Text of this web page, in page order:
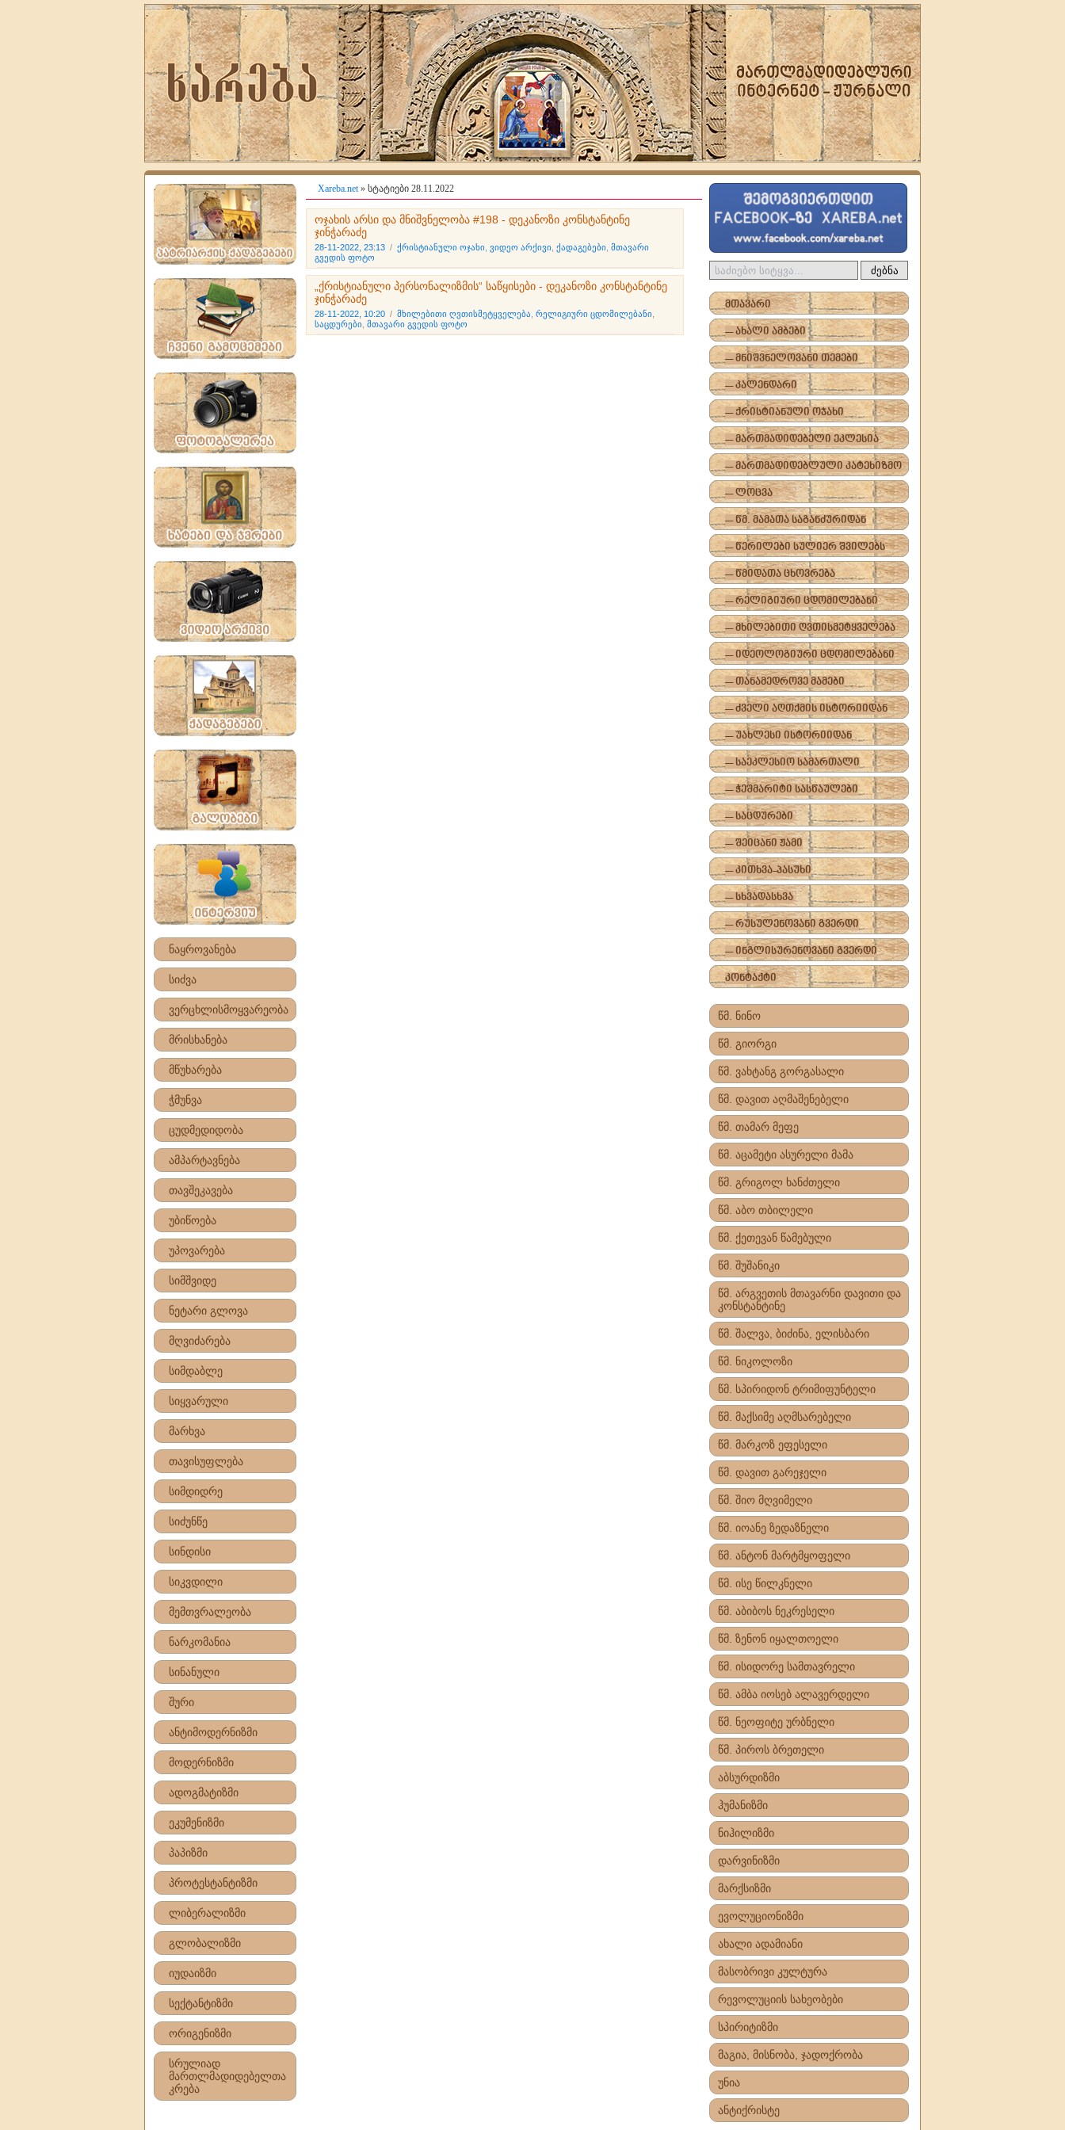
ნაყროვანება
სიძვა
ვერცხლისმოყვარეობა
მრისხანება
მწუხარება
ჭმუნვა
ცუდმედიდობა
ამპარტავნება
თავშეკავება
უბიწოება
უპოვარება
სიმშვიდე
ნეტარი გლოვა
მღვიძარება
სიმდაბლე
სიყვარული
მარხვა
თავისუფლება
სიმდიდრე
სიძუნწე
სინდისი
სიკვდილი
მემთვრალეობა
ნარკომანია
სინანული
შური
ანტიმოდერნიზმი
მოდერნიზმი
ადოგმატიზმი
ეკუმენიზმი
პაპიზმი
პროტესტანტიზმი
ლიბერალიზმი
გლობალიზმი
იუდაიზმი
სექტანტიზმი
ორიგენიზმი
სრულიად
მართლმადიდებელთა
კრება
Xareba.net» სტატიები 28.11.2022
ოჯახის არსი და მნიშვნელობა #198 - დეკანოზი კონსტანტინე
ჯინჭარაძე
28-11-2022, 23:13 / ქრისტიანული ოჯახი ვიდეო არქივი ქადაგებები მთავარი
გვედის ფოტო
„ქრისტიანული პერსონალიზმის“ საწყისები - დეკანოზი კონსტანტინე
ჯინჭარაძე
28-11-2022, 10:20 / მხილებითი ღვთისმეტყველება რელიგიური ცდომილებანი
საცდურები მთავარი გვედის ფოტო
ძებნა
მთავარი
-- ახალი ამბები
-- მნიშვნელოვანი თემები
-- კალენდარი
-- ქრისტიანული ოჯახი
-- მართმადიდებელი ეკლესია
-- მართმადიდებლული კატეხიზმო
-- ლოცვა
-- წმ. მამათა საგანძურიდან
-- წერილები სულიერ შვილებს
-- წმიდათა ცხოვრება
-- რელიგიური ცდომილებანი
-- მხილებითი ღვთისმეტყველება
-- იდეოლოგიური ცდომილებანი
-- თანამედროვე მამები
-- ძველი აღთქმის ისტორიიდან
-- უახლესი ისტორიიდან
-- საეკლესიო სამართალი
-- ჭეშმარიტი სასწაულები
-- საცდურები
-- შეიცანი ჟამი
-- კითხვა-პასუხი
-- სხვადასხვა
-- რუსულენოვანი გვერდი
-- ინგლისურენოვანი გვერდი
კონტაქტი
წმ. ნინო
წმ. გიორგი
წმ. ვახტანგ გორგასალი
წმ. დავით აღმაშენებელი
წმ. თამარ მეფე
წმ. აცამეტი ასურელი მამა
წმ. გრიგოლ ხანძთელი
წმ. აბო თბილელი
წმ. ქეთევან წამებული
წმ. შუშანიკი
წმ. არგვეთის მთავარნი დავითი და
კონსტანტინე
წმ. შალვა, ბიძინა, ელისბარი
წმ. ნიკოლოზი
წმ. სპირიდონ ტრიმიფუნტელი
წმ. მაქსიმე აღმსარებელი
წმ. მარკოზ ეფესელი
წმ. დავით გარეჯელი
წმ. შიო მღვიმელი
წმ. იოანე ზედაზნელი
წმ. ანტონ მარტმყოფელი
წმ. ისე წილკნელი
წმ. აბიბოს ნეკრესელი
წმ. ზენონ იყალთოელი
წმ. ისიდორე სამთავრელი
წმ. ამბა იოსებ ალავერდელი
წმ. ნეოფიტე ურბნელი
წმ. პიროს ბრეთელი
აბსურდიზმი
ჰუმანიზმი
ნიჰილიზმი
დარვინიზმი
მარქსიზმი
ევოლუციონიზმი
ახალი ადამიანი
მასობრივი კულტურა
რევოლუციის სახეობები
სპირიტიზმი
მაგია, მისნობა, ჯადოქრობა
უნია
ანტიქრისტე